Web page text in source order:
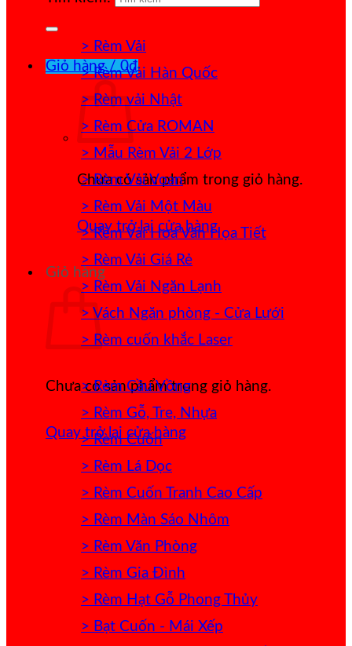
Giỏ hàng /0₫
Chưa có sản phẩm trong giỏ hàng.
Quay trở lại cửa hàng
Giỏ hàng
Chưa có sản phẩm trong giỏ hàng.
Quay trở lại cửa hàng
> Rèm Vải
> Rèm Vải Hàn Quốc
> Rèm vải Nhật
> Rèm Cửa ROMAN
> Mẫu Rèm Vải 2 Lớp
> Rèm Vải Voan
> Rèm Vải Một Màu
> Rèm Vải Hoa Văn Họa Tiết
> Rèm Vải Giá Rẻ
> Rèm Vải Ngăn Lạnh
> Vách Ngăn phòng - Cửa Lưới
> Rèm cuốn khắc Laser
> Rèm Cầu Vồng
> Rèm Gỗ, Tre, Nhựa
> Rèm Cuốn
> Rèm Lá Dọc
> Rèm Cuốn Tranh Cao Cấp
> Rèm Màn Sáo Nhôm
> Rèm Văn Phòng
> Rèm Gia Đình
> Rèm Hạt Gỗ Phong Thủy
> Bạt Cuốn - Mái Xếp